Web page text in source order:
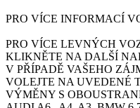
PRO VÍCE INFORMACÍ
PRO VÍCE LEVNÝCH
KLIKNĚTE NA DALŠÍ
V PŘÍPADĚ VAŠEHO
VOLEJTE NA UVEDENÉ
VÝMĚNY S